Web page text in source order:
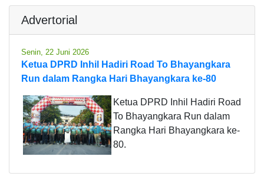
Advertorial
Senin, 22 Juni 2026
Ketua DPRD Inhil Hadiri Road To Bhayangkara
Run dalam Rangka Hari Bhayangkara ke-80
Ketua DPRD Inhil Hadiri Road
To Bhayangkara Run dalam
Rangka Hari Bhayangkara ke-
80.